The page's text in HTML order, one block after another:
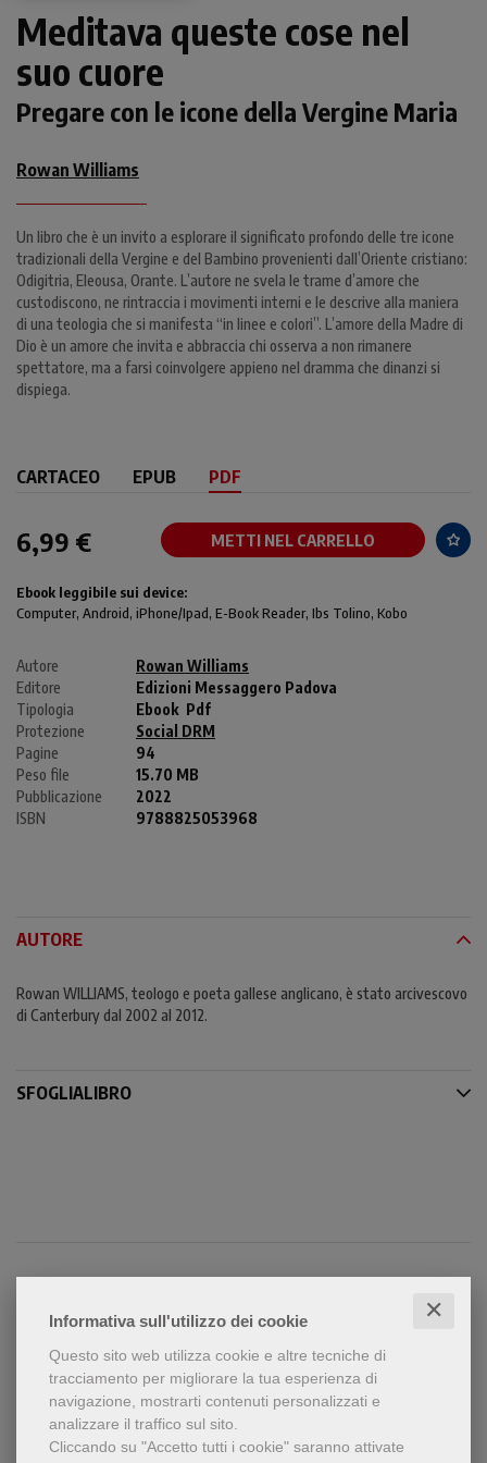
Informativa sull'utilizzo dei cookie ✕
Questo sito web utilizza cookie e altre tecniche di
tracciamento per migliorare la tua esperienza di
navigazione, mostrarti contenuti personalizzati e
analizzare il traffico sul sito.
Cliccando su "Accetto tutti i cookie" saranno attivate
Meditava queste cose nel
suo cuore
Pregare con le icone della Vergine Maria
Rowan Williams
Un libro che è un invito a esplorare il significato profondo delle tre icone
tradizionali della Vergine e del Bambino provenienti dall’Oriente cristiano:
Odigitria, Eleousa, Orante. L’autore ne svela le trame d’amore che
custodiscono, ne rintraccia i movimenti interni e le descrive alla maniera
di una teologia che si manifesta “in linee e colori”. L’amore della Madre di
Dio è un amore che invita e abbraccia chi osserva a non rimanere
spettatore, ma a farsi coinvolgere appieno nel dramma che dinanzi si
dispiega.
CARTACEO EPUB PDF
6,99 € METTI NEL CARRELLO
Ebook leggibile sui device:
Computer, Android, iPhone/Ipad, E-Book Reader, Ibs Tolino, Kobo
Autore
Rowan Williams
Editore
Edizioni Messaggero Padova
Tipologia
Ebook Pdf
Protezione
Social DRM
Pagine
94
Peso file
15.70 MB
Pubblicazione
2022
ISBN
9788825053968
AUTORE
Rowan WILLIAMS, teologo e poeta gallese anglicano, è stato arcivescovo
di Canterbury dal 2002 al 2012.
SFOGLIALIBRO
Condividi